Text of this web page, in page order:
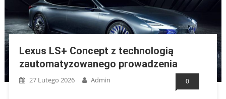
Lexus LS+ Concept z technologią
zautomatyzowanego prowadzenia
27 Lutego 2026 Admin 0